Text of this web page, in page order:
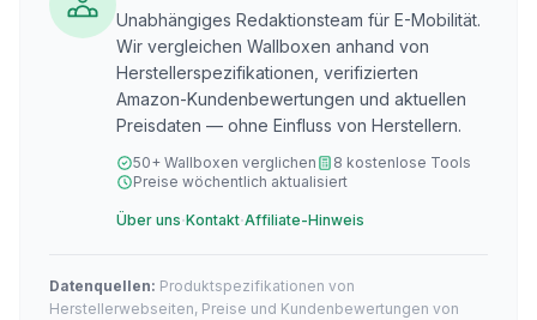
Unabhängiges Redaktionsteam für E-Mobilität.
Wir vergleichen Wallboxen anhand von
Herstellerspezifikationen, verifizierten
Amazon-Kundenbewertungen und aktuellen
Preisdaten — ohne Einfluss von Herstellern.
50+ Wallboxen verglichen
8 kostenlose Tools
Preise wöchentlich aktualisiert
Über uns·Kontakt·Affiliate-Hinweis
Datenquellen: Produktspezifikationen von
Herstellerwebseiten, Preise und Kundenbewertungen von